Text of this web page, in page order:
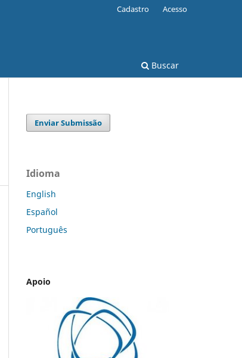
Buscar
Cadastro Acesso
Enviar Submissão
Idioma
English
Español
Português
Apoio